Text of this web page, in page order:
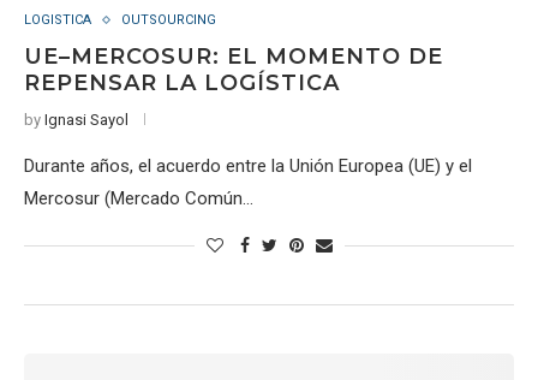
LOGISTICA OUTSOURCING
UE–MERCOSUR: EL MOMENTO DE
REPENSAR LA LOGÍSTICA
by Ignasi Sayol
Durante años, el acuerdo entre la Unión Europea (UE) y el
Mercosur (Mercado Común…